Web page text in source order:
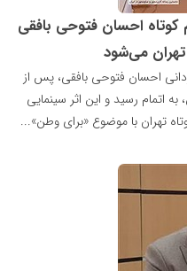
کوتاه احسان فتوحی بافقی
احسان فتوحی بافقی، پس از
اتمام رسید و این اثر سینمایی